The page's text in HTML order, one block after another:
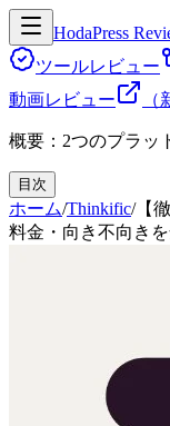
HodaPress
ツールレビュー
動画レビュー
概要：2つのプラッ
目次
ホーム/Thinkific/【
料金・向き不向き